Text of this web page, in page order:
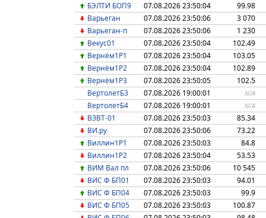
БЭЛТИ БОП9
07.08.2026 23:50:04
99.98
Варьеган
07.08.2026 23:50:06
3 070
Варьеган-п
07.08.2026 23:50:06
1 230
Векус01
07.08.2026 23:50:04
102.49
Вернём1Р1
07.08.2026 23:50:04
103.05
Вернём1Р2
07.08.2026 23:50:04
102.89
Вернём1Р3
07.08.2026 23:50:05
102.5
ВертолетБ3
07.08.2026 19:00:01 N/A
ВертолетБ4 07.08.2026 19:00:01 N/A
ВЗВТ-01 07.08.2026 23:50:03
85.34
ВИ.ру
07.08.2026 23:50:06
73.22
Виллин1P1
07.08.2026 23:50:03
84.8
Виллин1P2
07.08.2026 23:50:04
53.53
ВИМ Вал пл
07.08.2026 23:50:06
10 545
ВИС Ф БП01
07.08.2026 23:50:03
94.01
ВИС Ф БП04
07.08.2026 23:50:03
99.9
ВИС Ф БП05
07.08.2026 23:50:03
100.87